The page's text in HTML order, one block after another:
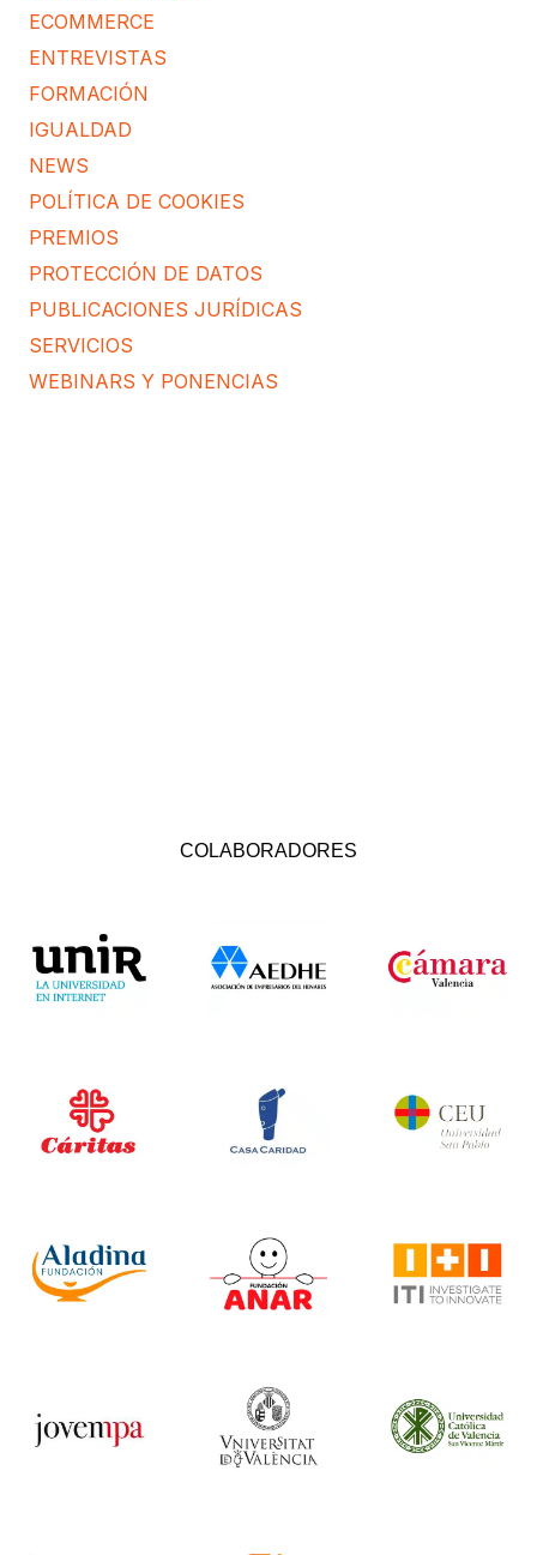
ECOMMERCE
ENTREVISTAS
FORMACIÓN
IGUALDAD
NEWS
POLÍTICA DE COOKIES
PREMIOS
PROTECCIÓN DE DATOS
PUBLICACIONES JURÍDICAS
SERVICIOS
WEBINARS Y PONENCIAS
COLABORADORES